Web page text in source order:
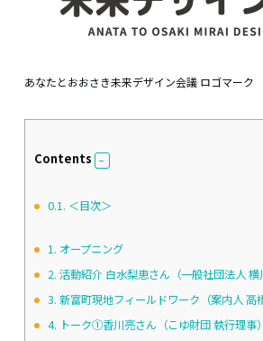
あなたとおおさき未来デザイン会議 ロゴマーク
Contents
0.1. ＜目次＞
1. オープニング
2. 活動紹介 白水梨恵さん（一般社団法人 横
3. 新富町現地フィールドワーク（案内人 高
4. トーク➀香川亮さん（こゆ財団 執行理事）